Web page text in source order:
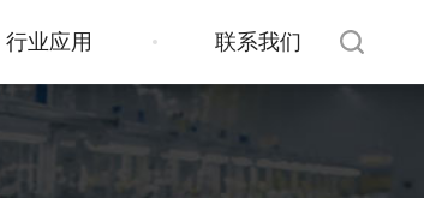
行业应用 联系我们